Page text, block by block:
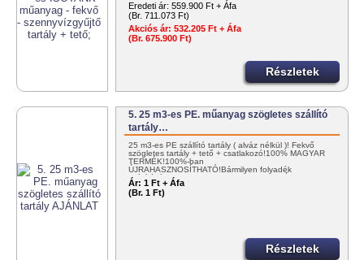
Eredeti ár: 559.900 Ft + Áfa
(Br. 711.073 Ft)
Akciós ár: 532.205 Ft + Áfa
(Br. 675.900 Ft)
Részletek
5. 25 m3-es PE. műanyag szögletes szállító
tartály…
25 m3-es PE szállító tartály ( alváz nélkül )! Fekvő
szögletes tartály + tető + csatlakozó!100% MAGYAR
TERMÉK!100%-ban
ÚJRAHASZNOSÍTHATÓ!Bármilyen folyadék
szállítására - pl. NITROSOL - ! KEDVEZMÉNYES…
Ár: 1 Ft + Áfa
(Br. 1 Ft)
Részletek